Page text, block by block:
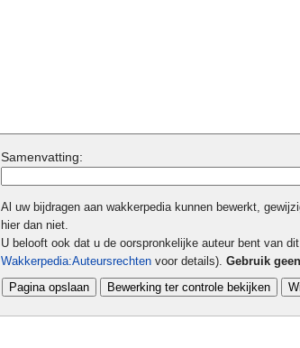
Samenvatting:
Al uw bijdragen aan wakkerpedia kunnen bewerkt,
hier dan niet.
U belooft ook dat u de oorspronkelijke auteur bent van
Wakkerpedia:Auteursrechten voor details). Gebruik